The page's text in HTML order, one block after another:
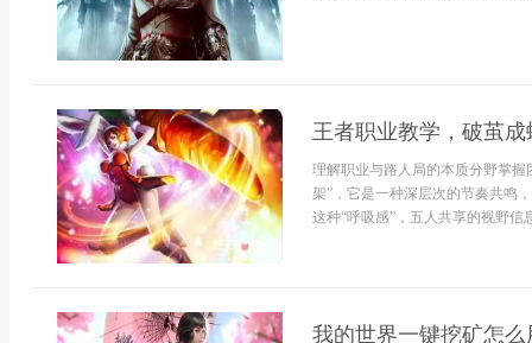
王者职业教学，破茧
理解职业与路人局的本质分野掌
架”，它是一种深层次的节奏共鸣
这种“呼吸感”，五人共享的视野信
我的世界一键挖矿怎